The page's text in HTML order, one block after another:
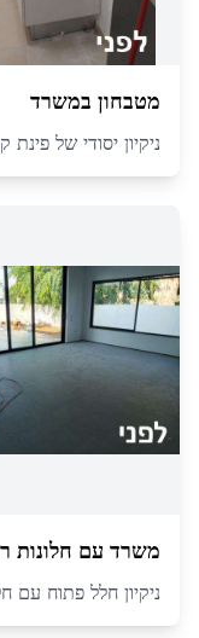
מטבחון במשרד
ניקיון יסודי של
משרד עם חלונות
ניקיון חלל פתוח